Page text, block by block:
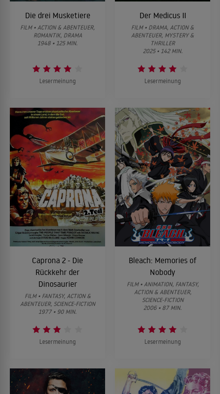
Die drei Musketiere
FILM • ACTION & ABENTEUER,
ROMANTIK, DRAMA
1948 • 125 MIN.
Lesermeinung
Der Medicus II
FILM • DRAMA, ACTION &
ABENTEUER, MYSTERY &
THRILLER
2025 • 142 MIN.
Lesermeinung
Caprona 2 - Die
Rückkehr der
Dinosaurier
FILM • FANTASY, ACTION &
ABENTEUER, SCIENCE-FICTION
1977 • 90 MIN.
Lesermeinung
Bleach: Memories of
Nobody
FILM • ANIMATION, FANTASY,
ACTION & ABENTEUER,
SCIENCE-FICTION
2006 • 87 MIN.
Lesermeinung